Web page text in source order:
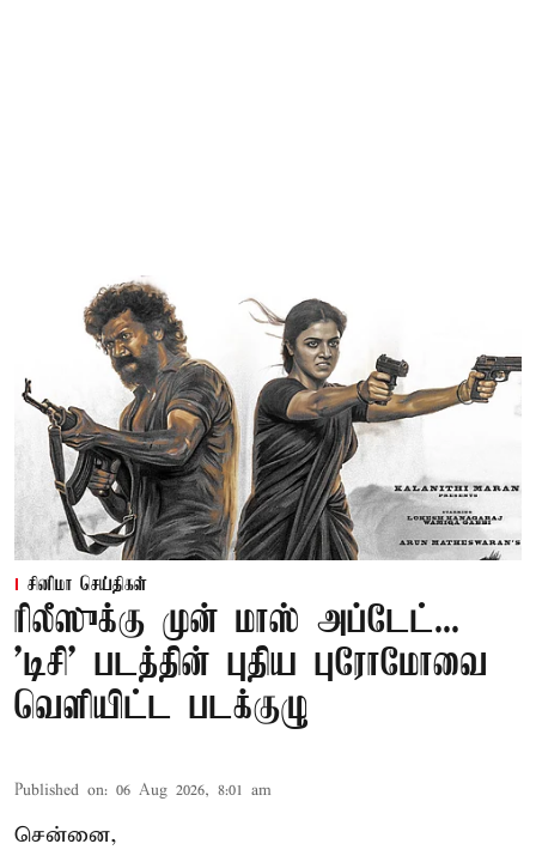
சினிமா செய்திகள்
ரிலீஸுக்கு முன் மாஸ் அப்டேட்...
'டிசி' படத்தின் புதிய புரோமோவை
வெளியிட்ட படக்குழு
Published on: 06 Aug 2026, 8:01 am
சென்னை,